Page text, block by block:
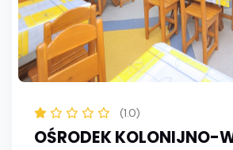
(1.0)
OŚRODEK KOLONIJNO-